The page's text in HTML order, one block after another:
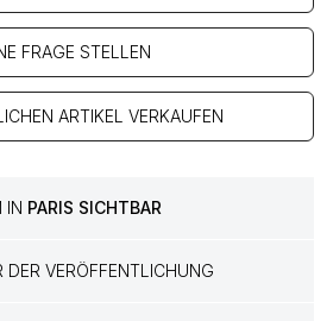
FRAGE STELLEN
ARTIKEL VERKAUFEN
IN PARIS SICHTBAR
DER VERÖFFENTLICHUNG